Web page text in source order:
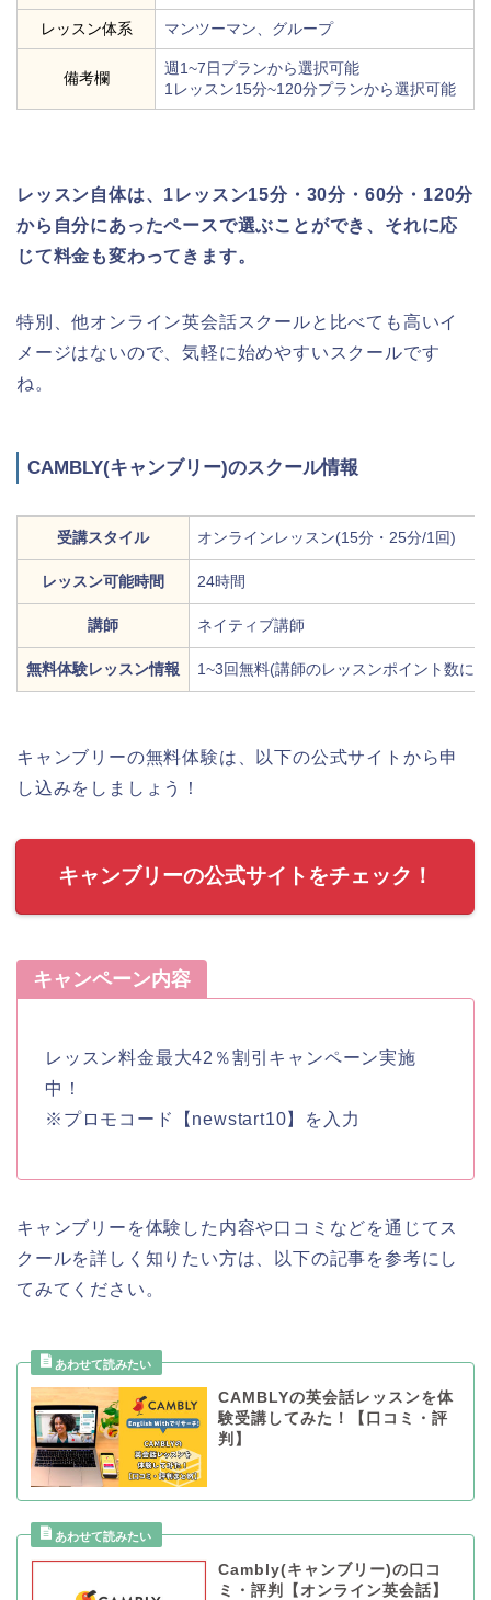
レッスン体系 マンツーマン、グループ
備考欄
週1~7日プランから選択可能
1レッスン15分~120分プランから選択可能
レッスン自体は、1レッスン15分・30分・60分・120分
から自分にあったペースで選ぶことができ、それに応
じて料金も変わってきます。
特別、他オンライン英会話スクールと比べても高いイ
メージはないので、気軽に始めやすいスクールです
ね。
CAMBLY(キャンブリー)のスクール情報
受講スタイル オンラインレッスン(15分・25分/1回)
レッスン可能時間 24時間
講師 ネイティブ講師
無料体験レッスン情報 1~3回無料(講師のレッスンポイント数に
キャンブリーの無料体験は、以下の公式サイトから申
し込みをしましょう！
キャンブリーの公式サイトをチェック！
キャンペーン内容
レッスン料金最大42％割引キャンペーン実施
中！
※プロモコード【newstart10】を入力
キャンブリーを体験した内容や口コミなどを通じてス
クールを詳しく知りたい方は、以下の記事を参考にし
てみてください。
CAMBLYの英会話レッスンを体
験受講してみた！【口コミ・評
判】
Cambly(キャンブリー)の口コ
ミ・評判【オンライン英会話】